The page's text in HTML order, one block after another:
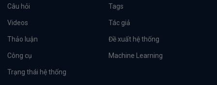
Câu hỏi Tags
Videos Tác giả
Thảo luận Đề xuất hệ thống
Công cụ Machine Learning
Trạng thái hệ thống